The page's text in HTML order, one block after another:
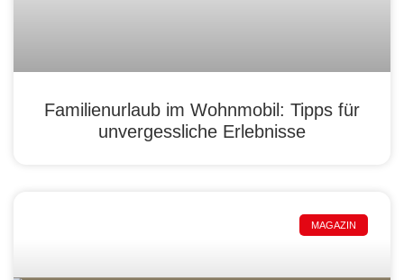
Familienurlaub im Wohnmobil: Tipps für
unvergessliche Erlebnisse
MAGAZIN